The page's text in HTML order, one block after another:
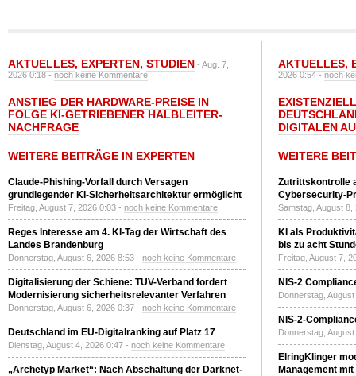
AKTUELLES, EXPERTEN, STUDIEN - Aug. 7,
2026 0:18 -noch keine Kommentare
ANSTIEG DER HARDWARE-PREISE IN
FOLGE KI-GETRIEBENER HALBLEITER-
NACHFRAGE
WEITERE BEITRÄGE IN EXPERTEN
Claude-Phishing-Vorfall durch Versagen
grundlegender KI-Sicherheitsarchitektur ermöglicht
Freitag, August 7, 2026 0:03 - noch keine Kommentare
Reges Interesse am 4. KI-Tag der Wirtschaft des
Landes Brandenburg
Donnerstag, August 6, 2026 8:53 - noch keine Kommentare
Digitalisierung der Schiene: TÜV-Verband fordert
Modernisierung sicherheitsrelevanter Verfahren
Donnerstag, August 6, 2026 0:37 - noch keine Kommentare
Deutschland im EU-Digitalranking auf Platz 17
Dienstag, August 4, 2026 0:47 - noch keine Kommentare
„Archetyp Market“: Nach Abschaltung der Darknet-
AKTUELLES,
2026 0:54 -noch
DIGITALEN
WEITERE
Zutrittskontrolle
Cybersecurity-
Samstag, August
KI als
bis zu acht
Freitag, August 7,
NIS-2
Donnerstag,
NIS-2-
Donnerstag,
ElringKlinger
Management